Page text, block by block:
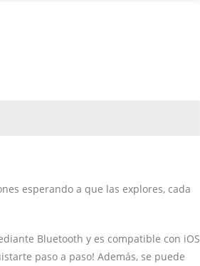
esperando a que las explores, cada
Bluetooth y es compatible con iOS
paso a paso! Además, se puede